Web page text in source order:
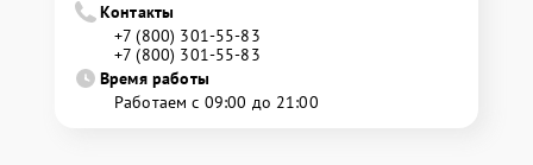
Контакты
+7 (800) 301-55-83
+7 (800) 301-55-83
Время работы
Работаем с 09:00 до 21:00